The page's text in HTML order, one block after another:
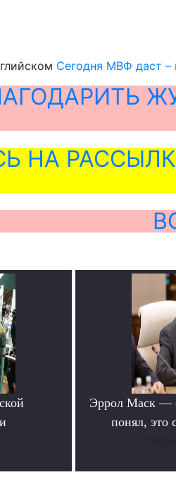
Сегодня МВФ даст –
НА
Эррол Маск —
понял, это